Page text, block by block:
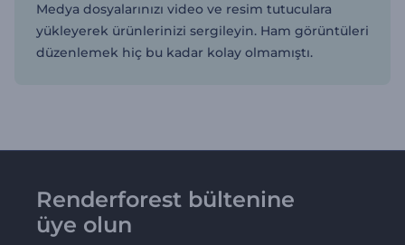
Medya dosyalarınızı video ve resim tutuculara
yükleyerek ürünlerinizi sergileyin. Ham görüntüleri
düzenlemek hiç bu kadar kolay olmamıştı.
Renderforest bültenine
üye olun